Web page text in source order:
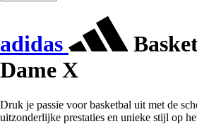
adidas
Dame X
Druk je passie voor basketbal uit met de
uitzonderlijke prestaties en unieke stijl op